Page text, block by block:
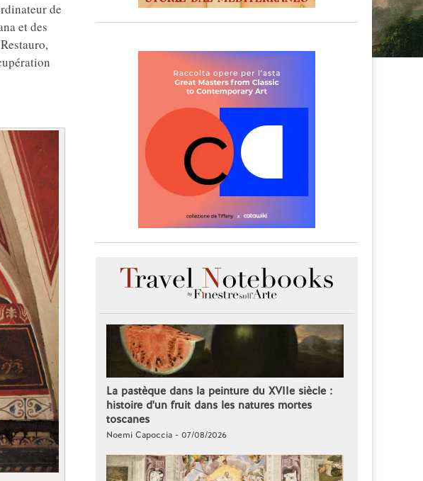
de
et des
La pastèque dans la peinture du XVIIe siècle :
histoire d'un fruit dans les natures mortes
toscanes
Noemi Capoccia - 07/08/2026